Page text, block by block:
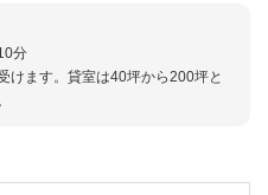
分
けます。貸室は40坪から200坪と